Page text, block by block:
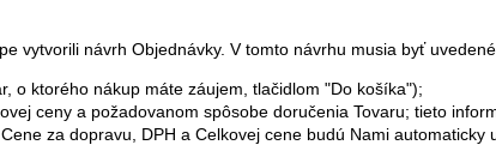
vytvorili návrh Objednávky. V tomto návrhu musia byť
o ktorého nákup máte záujem, tlačidlom "Do košíka");
ceny a požadovanom spôsobe doručenia Tovaru; tieto
za dopravu, DPH a Celkovej cene budú Nami